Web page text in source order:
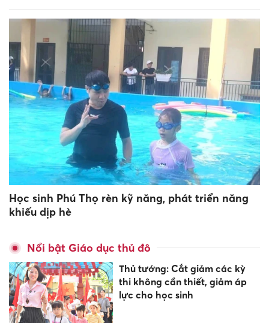
Học sinh Phú Thọ rèn kỹ năng, phát triển năng
khiếu dịp hè
Nổi bật Giáo dục thủ đô
Thủ tướng: Cắt giảm các kỳ
thi không cần thiết, giảm áp
lực cho học sinh